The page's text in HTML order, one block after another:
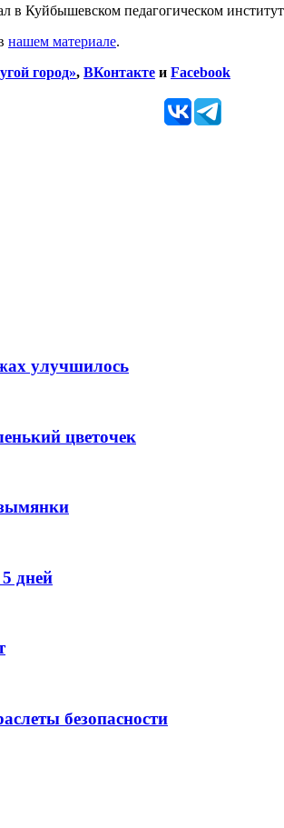
в Куйбышевском педагогическом
нашем материале.
город», ВКонтакте и Facebook
улучшилось
цветочек
дней
безопасности